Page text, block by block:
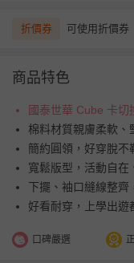
折價券 可使用折價券
商品特色
國泰世華 Cube 卡切
棉料材質親膚柔軟、
簡約圓領，好穿脫不
寬鬆版型，活動自在
下擺、袖口縫線整齊
好看耐穿，上學出遊
口碑嚴選